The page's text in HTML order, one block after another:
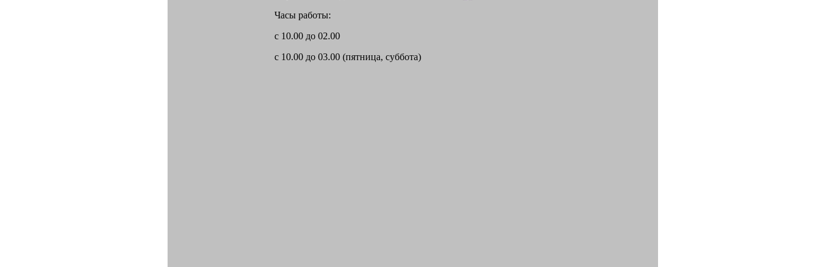
Часы работы:
с 10.00 до 02.00
с 10.00 до 03.00 (пятница, суббота)